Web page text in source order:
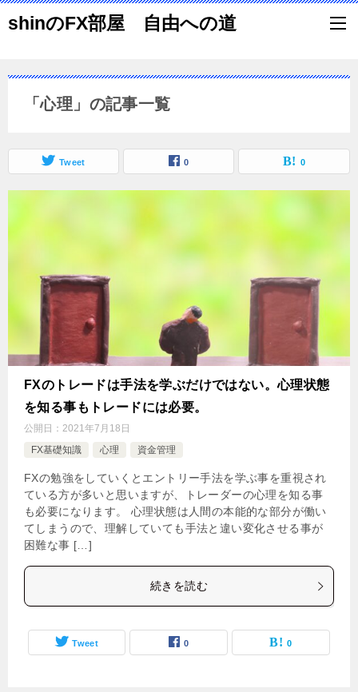
shinのFX部屋 自由への道
「心理」の記事一覧
Tweet 0 0
FXのトレードは手法を学ぶだけではない。心理状態
を知る事もトレードには必要。
公開日： 2021年7月18日
FX基礎知識
心理 資金管理
FXの勉強をしていくとエントリー手法を学ぶ事を重視され
ている方が多いと思いますが、トレーダーの心理を知る事
も必要になります。 心理状態は人間の本能的な部分が働い
てしまうので、理解していても手法と違い変化させる事が
困難な事 […]
続きを読む
Tweet 0 0